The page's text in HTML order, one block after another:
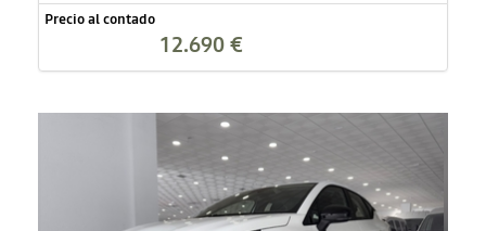
Precio al contado
12.690 €